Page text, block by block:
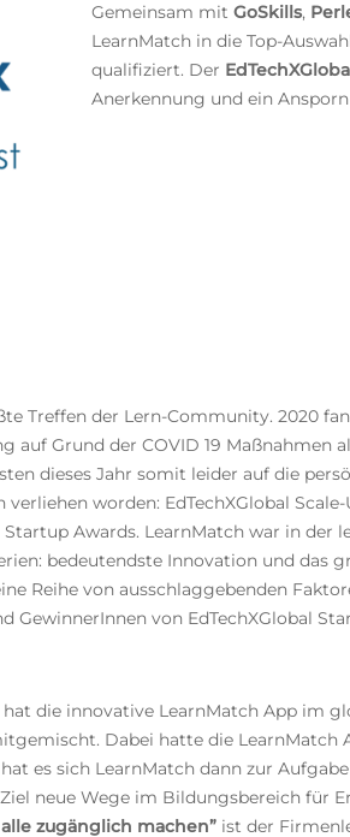
Gemeinsam mit GoSkills,
LearnMatch in die Top-
qualifiziert. Der
Anerkennung und ein
Treffen der Lern-Community. 2020
auf Grund der COVID 19 Maßnahmen
dieses Jahr somit leider auf die
worden: EdTechXGlobal
Startup Awards. LearnMatch war in
bedeutendste Innovation und das
Reihe von ausschlaggebenden
GewinnerInnen von EdTechXGlobal
die innovative LearnMatch App im
Dabei hatte die LearnMatch
es sich LearnMatch dann zur
neue Wege im Bildungsbereich für
zugänglich machen” ist der